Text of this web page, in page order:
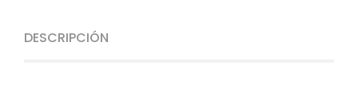
DESCRIPCIÓN